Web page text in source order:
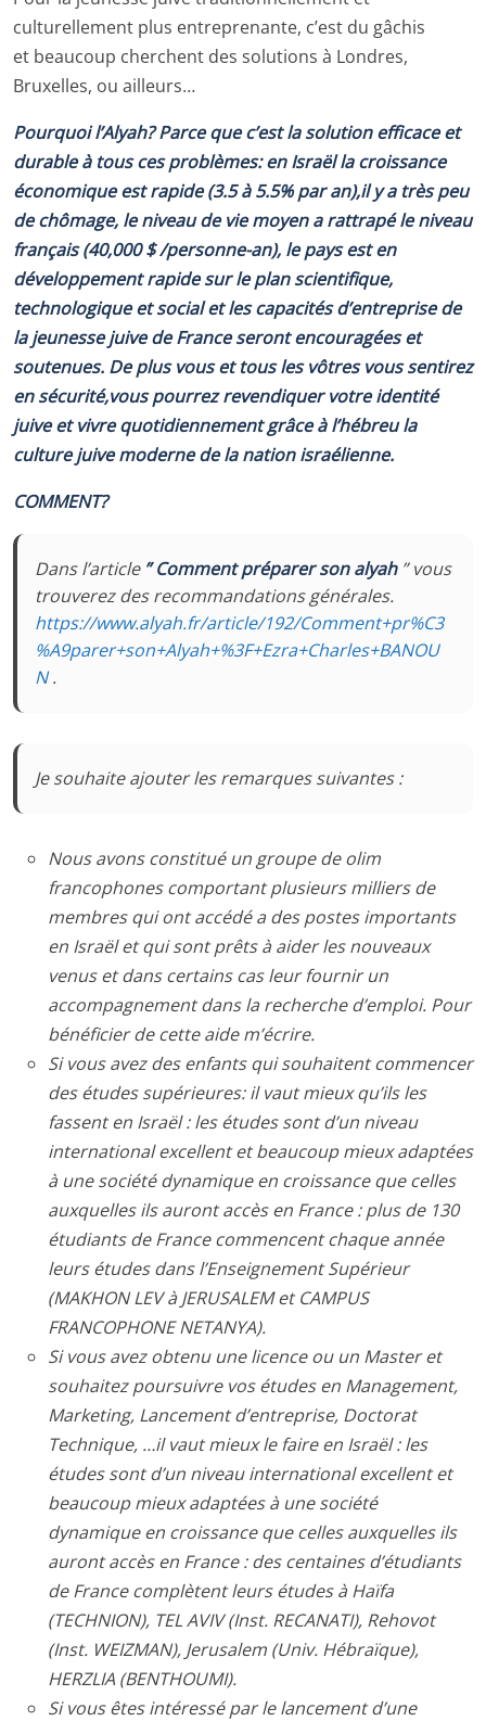
culturellement plus entreprenante, c’est du gâchis
et beaucoup cherchent des solutions à Londres,
Bruxelles, ou ailleurs…
Pourquoi l’Alyah? Parce que c’est la solution efficace et
durable à tous ces problèmes: en Israël la croissance
économique est rapide (3.5 à 5.5% par an),il y a très peu
de chômage, le niveau de vie moyen a rattrapé le niveau
français (40,000 $ /personne-an), le pays est en
développement rapide sur le plan scientifique,
technologique et social et les capacités d’entreprise de
la jeunesse juive de France seront encouragées et
soutenues. De plus vous et tous les vôtres vous sentirez
en sécurité,vous pourrez revendiquer votre identité
juive et vivre quotidiennement grâce à l’hébreu la
culture juive moderne de la nation israélienne.
COMMENT?
Dans l’article ” Comment préparer son alyah” vous
trouverez des recommandations générales.
https://www.alyah.fr/article/192/Comment+pr%C3
%A9parer+son+Alyah+%3F+Ezra+Charles+BANOU
N.
Je souhaite ajouter les remarques suivantes :
Nous avons constitué un groupe de olim
francophones comportant plusieurs milliers de
membres qui ont accédé a des postes importants
en Israël et qui sont prêts à aider les nouveaux
venus et dans certains cas leur fournir un
accompagnement dans la recherche d’emploi. Pour
bénéficier de cette aide m’écrire.
Si vous avez des enfants qui souhaitent commencer
des études supérieures: il vaut mieux qu’ils les
fassent en Israël : les études sont d’un niveau
international excellent et beaucoup mieux adaptées
à une société dynamique en croissance que celles
auxquelles ils auront accès en France : plus de 130
étudiants de France commencent chaque année
leurs études dans l’Enseignement Supérieur
(MAKHON LEV à JERUSALEM et CAMPUS
FRANCOPHONE NETANYA).
Si vous avez obtenu une licence ou un Master et
souhaitez poursuivre vos études en Management,
Marketing, Lancement d’entreprise, Doctorat
Technique, …il vaut mieux le faire en Israël : les
études sont d’un niveau international excellent et
beaucoup mieux adaptées à une société
dynamique en croissance que celles auxquelles ils
auront accès en France : des centaines d’étudiants
de France complètent leurs études à Haïfa
(TECHNION), TEL AVIV (Inst. RECANATI), Rehovot
(Inst. WEIZMAN), Jerusalem (Univ. Hébraïque),
HERZLIA (BENTHOUMI).
Si vous êtes intéressé par le lancement d’une